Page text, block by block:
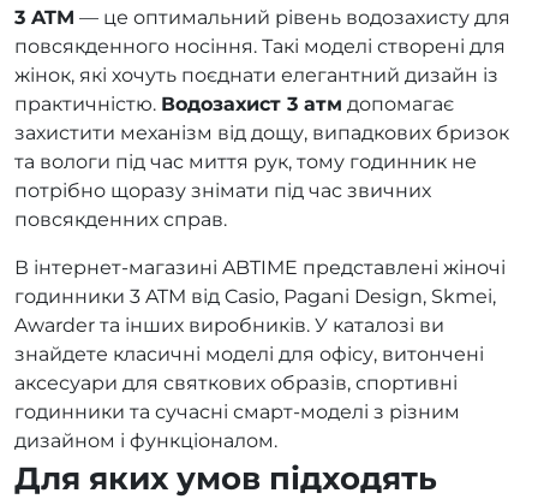
3 ATM — це оптимальний рівень водозахисту для
повсякденного носіння. Такі моделі створені для
жінок, які хочуть поєднати елегантний дизайн із
практичністю. Водозахист 3 атм допомагає
захистити механізм від дощу, випадкових бризок
та вологи під час миття рук, тому годинник не
потрібно щоразу знімати під час звичних
повсякденних справ.
В інтернет-магазині ABTIME представлені жіночі
годинники 3 ATM від Casio, Pagani Design, Skmei,
Awarder та інших виробників. У каталозі ви
знайдете класичні моделі для офісу, витончені
аксесуари для святкових образів, спортивні
годинники та сучасні смарт-моделі з різним
дизайном і функціоналом.
Для яких умов підходять